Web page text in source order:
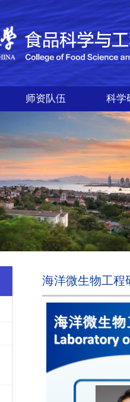
师资队伍 科学
海洋微生物工程